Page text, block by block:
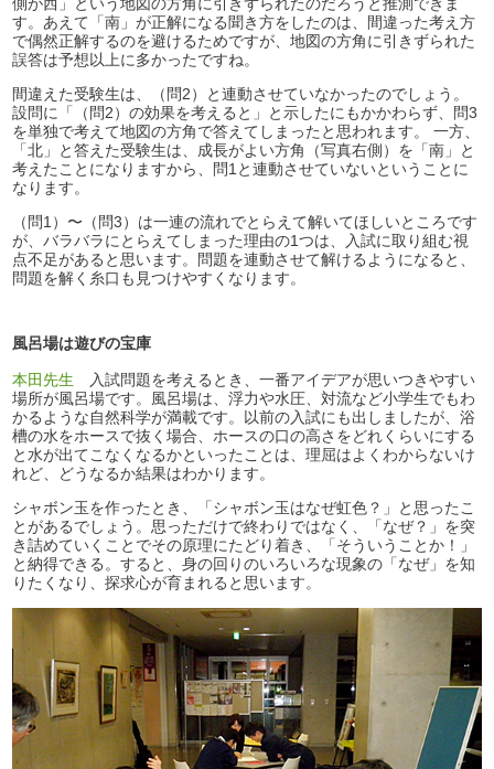
側が西」という地図の方角に引きずられたのだろうと推測できま
す。あえて「南」が正解になる聞き方をしたのは、間違った考え方
で偶然正解するのを避けるためですが、地図の方角に引きずられた
誤答は予想以上に多かったですね。
間違えた受験生は、（問2）と連動させていなかったのでしょう。
設問に「（問2）の効果を考えると」と示したにもかかわらず、問3
を単独で考えて地図の方角で答えてしまったと思われます。 一方、
「北」と答えた受験生は、成長がよい方角（写真右側）を「南」と
考えたことになりますから、問1と連動させていないということに
なります。
（問1）〜（問3）は一連の流れでとらえて解いてほしいところです
が、バラバラにとらえてしまった理由の1つは、入試に取り組む視
点不足があると思います。問題を連動させて解けるようになると、
問題を解く糸口も見つけやすくなります。
風呂場は遊びの宝庫
本田先生 入試問題を考えるとき、一番アイデアが思いつきやすい
場所が風呂場です。風呂場は、浮力や水圧、対流など小学生でもわ
かるような自然科学が満載です。以前の入試にも出しましたが、浴
槽の水をホースで抜く場合、ホースの口の高さをどれくらいにする
と水が出てこなくなるかといったことは、理屈はよくわからないけ
れど、どうなるか結果はわかります。
シャボン玉を作ったとき、「シャボン玉はなぜ虹色？」と思ったこ
とがあるでしょう。思っただけで終わりではなく、「なぜ？」を突
き詰めていくことでその原理にたどり着き、「そういうことか！」
と納得できる。すると、身の回りのいろいろな現象の「なぜ」を知
りたくなり、探求心が育まれると思います。